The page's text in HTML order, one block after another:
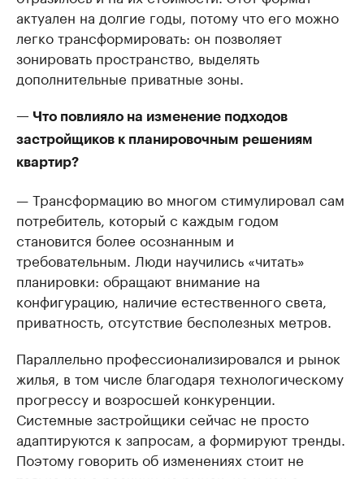
актуален на долгие годы, потому что его можно
легко трансформировать: он позволяет
зонировать пространство, выделять
дополнительные приватные зоны.
— Что повлияло на изменение подходов
застройщиков к планировочным решениям
квартир?
— Трансформацию во многом стимулировал сам
потребитель, который с каждым годом
становится более осознанным и
требовательным. Люди научились «читать»
планировки: обращают внимание на
конфигурацию, наличие естественного света,
приватность, отсутствие бесполезных метров.
Параллельно профессионализировался и рынок
жилья, в том числе благодаря технологическому
прогрессу и возросшей конкуренции.
Системные застройщики сейчас не просто
адаптируются к запросам, а формируют тренды.
Поэтому говорить об изменениях стоит не